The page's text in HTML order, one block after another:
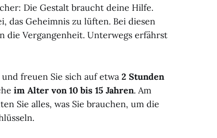
Die Gestalt braucht deine Hilfe.
das Geheimnis zu lüften. Bei diesen
die Vergangenheit. Unterwegs erfährst
und freuen Sie sich auf etwa 2 Stunden
im Alter von 10 bis 15 Jahren. Am
Sie alles, was Sie brauchen, um die